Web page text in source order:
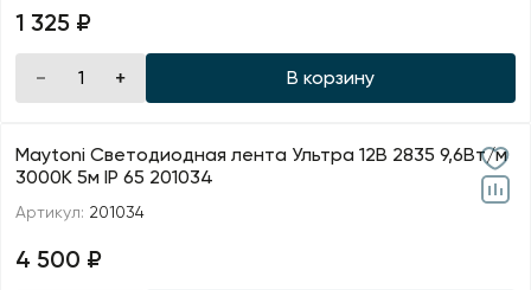
1 325 ₽
В корзину
Maytoni Светодиодная лента Ультра 12В 2835 9,6Вт/м
3000К 5м IP 65 201034
Артикул: 201034
4 500 ₽